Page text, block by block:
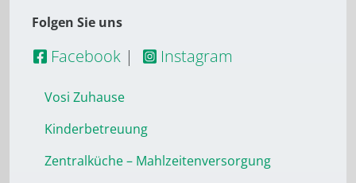
Folgen Sie uns
Facebook | Instagram
Vosi Zuhause
Kinderbetreuung
Zentralküche – Mahlzeitenversorgung